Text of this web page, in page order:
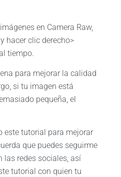
en Camera Raw,
hacer clic derecho>
tiempo.
para mejorar la calidad
si tu imagen está
pequeña, el
este tutorial para mejorar
que puedes seguirme
las redes sociales, así
tutorial con quien tu